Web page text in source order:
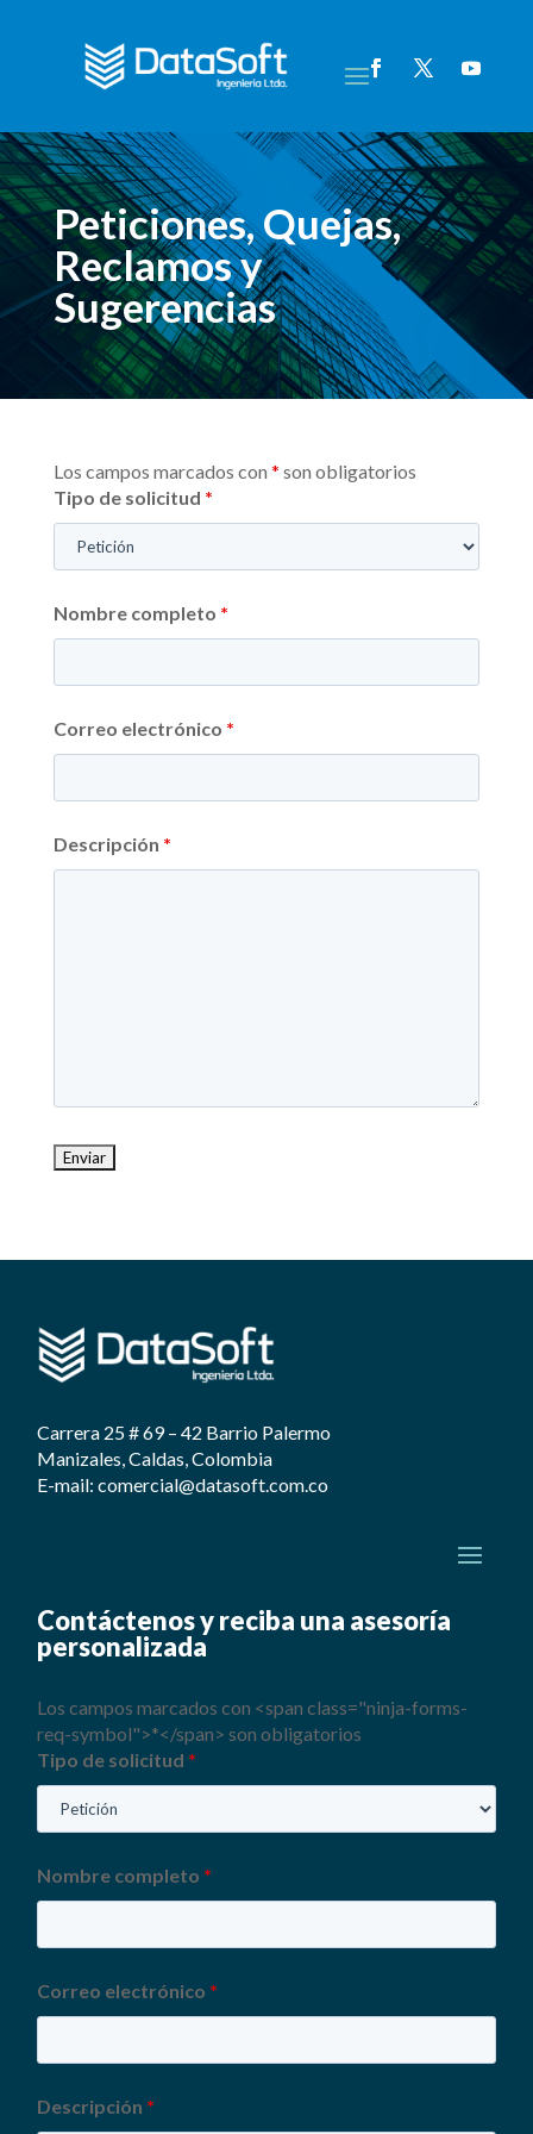
Peticiones, Quejas,
Reclamos y
Sugerencias
Los campos marcados con * son obligatorios
Tipo de solicitud *
Nombre completo *
Correo electrónico *
Descripción *
Carrera 25 # 69 – 42 Barrio Palermo
Manizales, Caldas, Colombia
E-mail: comercial@datasoft.com.co
Contáctenos y reciba una asesoría
personalizada
Los campos marcados con <span class="ninja-forms-
req-symbol">*</span> son obligatorios
Tipo de solicitud *
Nombre completo *
Correo electrónico *
Descripción *